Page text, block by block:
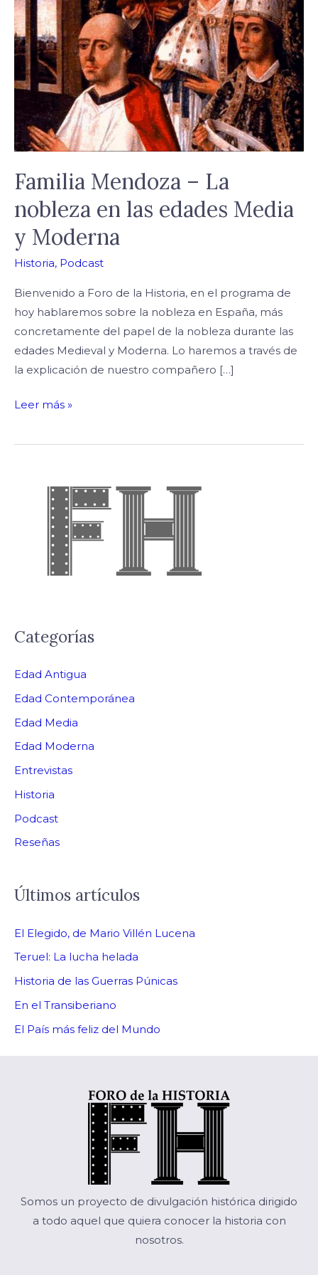
Familia Mendoza – La
nobleza en las edades Media
y Moderna
Historia, Podcast
Bienvenido a Foro de la Historia, en el programa de
hoy hablaremos sobre la nobleza en España, más
concretamente del papel de la nobleza durante las
edades Medieval y Moderna. Lo haremos a través de
la explicación de nuestro compañero […]
–
La
nobleza
las
Media
y
Leer más »
Categorías
Edad Antigua
Edad Contemporánea
Edad Media
Edad Moderna
Entrevistas
Historia
Podcast
Reseñas
Últimos artículos
El Elegido, de Mario Villén Lucena
Teruel: La lucha helada
Historia de las Guerras Púnicas
En el Transiberiano
El País más feliz del Mundo
Somos un proyecto de divulgación histórica dirigido
a todo aquel que quiera conocer la historia con
nosotros.